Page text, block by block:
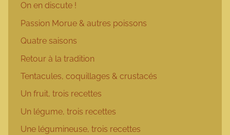
On en discute !
Passion Morue & autres poissons
Quatre saisons
Retour à la tradition
Tentacules, coquillages & crustacés
Un fruit, trois recettes
Un légume, trois recettes
Une légumineuse, trois recettes